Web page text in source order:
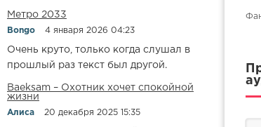
Метро 2033
Bongo 4 января 2026 04:23
Очень круто, только когда слушал в
прошлый раз текст был другой.
Baeksam – Охотник хочет спокойной
жизни
Алиса 20 декабря 2025 15:35